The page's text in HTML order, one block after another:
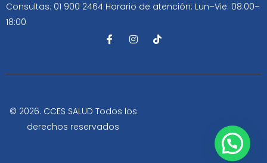
Consultas: 01 900 2464 Horario de atención: Lun–Vie: 08:00–
18:00
F
a
b
-
I
n
a
m
T
i
o
© 2026. CCES SALUD Todos los
derechos reservados